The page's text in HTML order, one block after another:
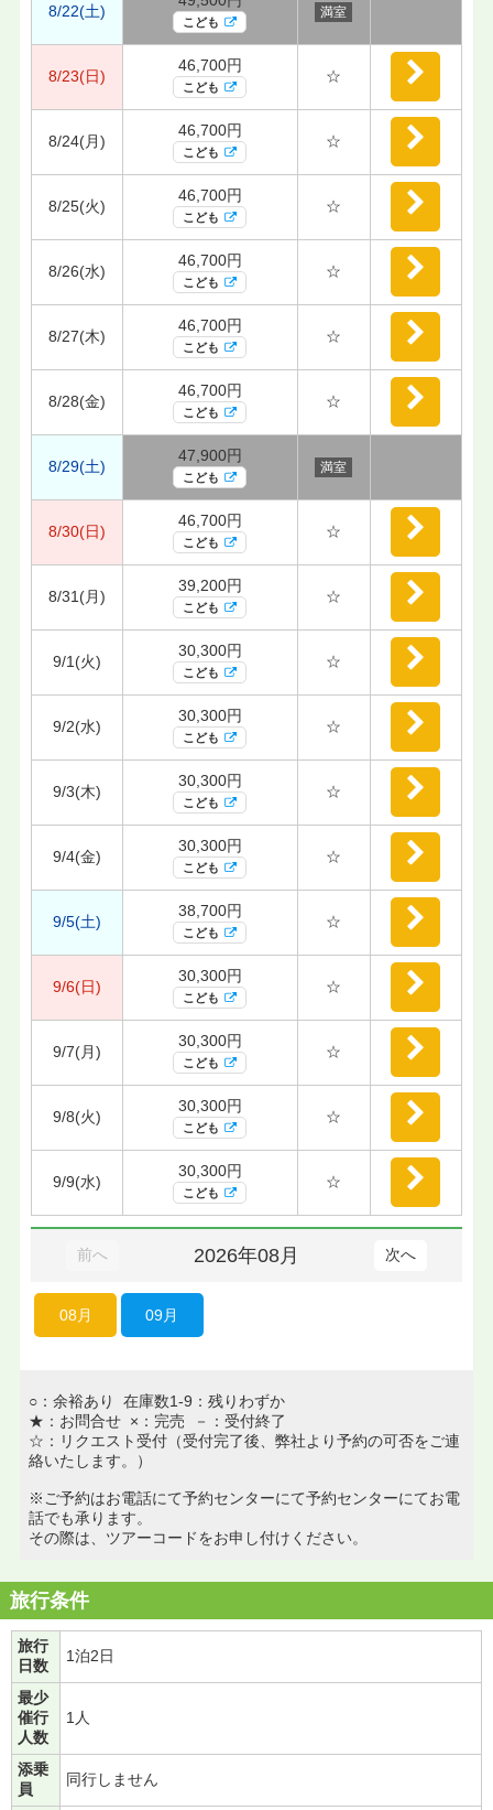
8/22(土)
こども
満室
8/23(日)
46,700円
こども
☆
8/24(月)
46,700円
こども
☆
8/25(火)
46,700円
こども
☆
8/26(水)
46,700円
こども
☆
8/27(木)
46,700円
こども
☆
8/28(金)
46,700円
こども
☆
8/29(土)
47,900円
こども
満室
8/30(日)
46,700円
こども
☆
8/31(月)
39,200円
こども
☆
9/1(火)
30,300円
こども
☆
9/2(水)
30,300円
こども
☆
9/3(木)
30,300円
こども
☆
9/4(金)
30,300円
こども
☆
9/5(土)
38,700円
こども
☆
9/6(日)
30,300円
こども
☆
9/7(月)
30,300円
こども
☆
9/8(火)
30,300円
こども
☆
9/9(水)
30,300円
こども
☆
前へ 2026年08月 次へ
08月 09月
○：余裕あり 在庫数1-9：残りわずか
★：お問合せ ×：完売 －：受付終了
☆：リクエスト受付（受付完了後、弊社より予約の可否をご連
絡いたします。）
※ご予約はお電話にて予約センターにて予約センターにてお電
話でも承ります。
その際は、ツアーコードをお申し付けください。
旅行条件
旅行
日数
1泊2日
最少
催行
人数
1人
添乗
員
同行しません